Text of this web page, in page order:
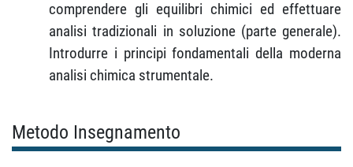
comprendere gli equilibri chimici ed effettuare
analisi tradizionali in soluzione (parte generale).
Introdurre i principi fondamentali della moderna
analisi chimica strumentale.
Metodo Insegnamento